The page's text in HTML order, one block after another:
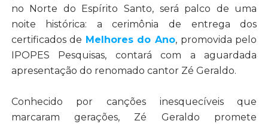
no Norte do Espírito Santo, será palco de uma
noite histórica: a cerimônia de entrega dos
certificados de Melhores do Ano, promovida pelo
IPOPES Pesquisas, contará com a aguardada
apresentação do renomado cantor Zé Geraldo.
Conhecido por canções inesquecíveis que
marcaram gerações, Zé Geraldo promete